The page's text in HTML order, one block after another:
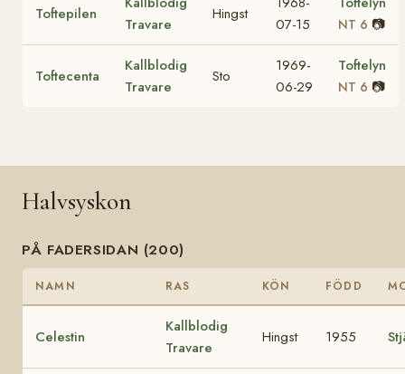
Toftepilen
Travare
Hingst
07-15
NT 6 📷
Toftecenta
Kallblodig
Travare
Sto
1969-
06-29
Toftelyn
NT 6 📷
Halvsyskon
PÅ FADERSIDAN (200)
NAMN RAS KÖN FÖDD
Celestin
Kallblodig
Travare
Hingst 1955